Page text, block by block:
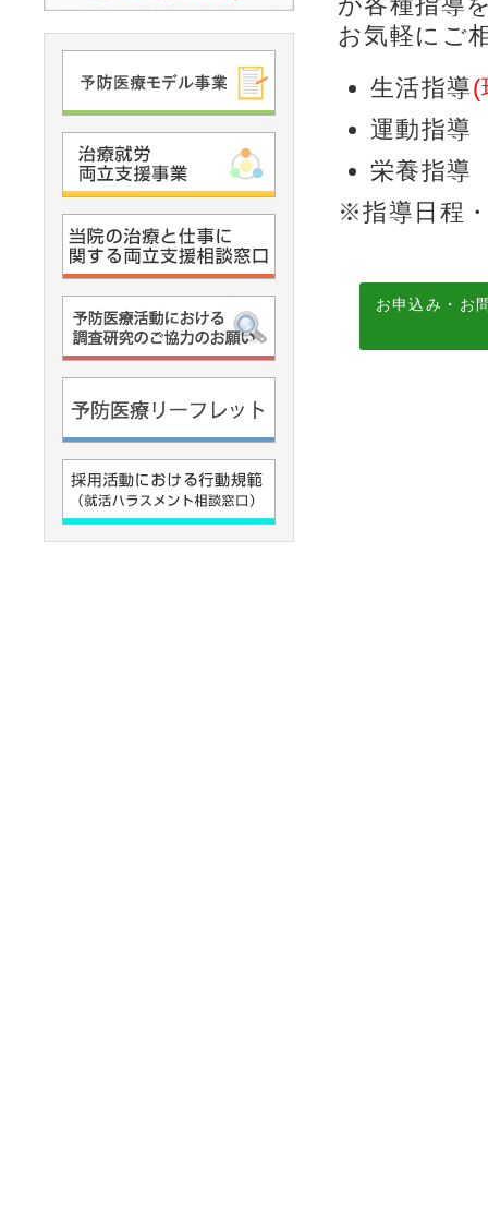
お気軽にご
生活指導(
運動指導
栄養指導
※指導日程
お申込み・お